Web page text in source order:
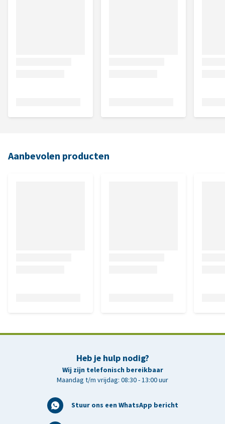
Aanbevolen producten
Heb je hulp nodig?
Wij zijn telefonisch bereikbaar
Maandag t/m vrijdag: 08:30 - 13:00 uur
Stuur ons een WhatsApp bericht